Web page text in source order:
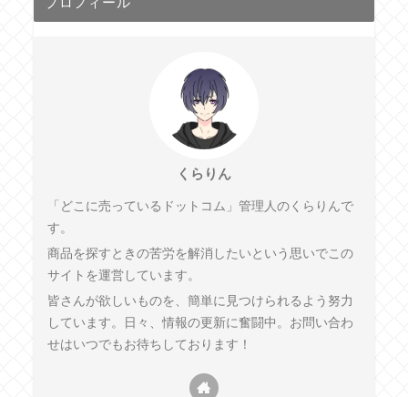
くらりん
「どこに売っているドットコム」管理人のくらりんで
す。
商品を探すときの苦労を解消したいという思いでこの
サイトを運営しています。
皆さんが欲しいものを、簡単に見つけられるよう努力
しています。日々、情報の更新に奮闘中。お問い合わ
せはいつでもお待ちしております！